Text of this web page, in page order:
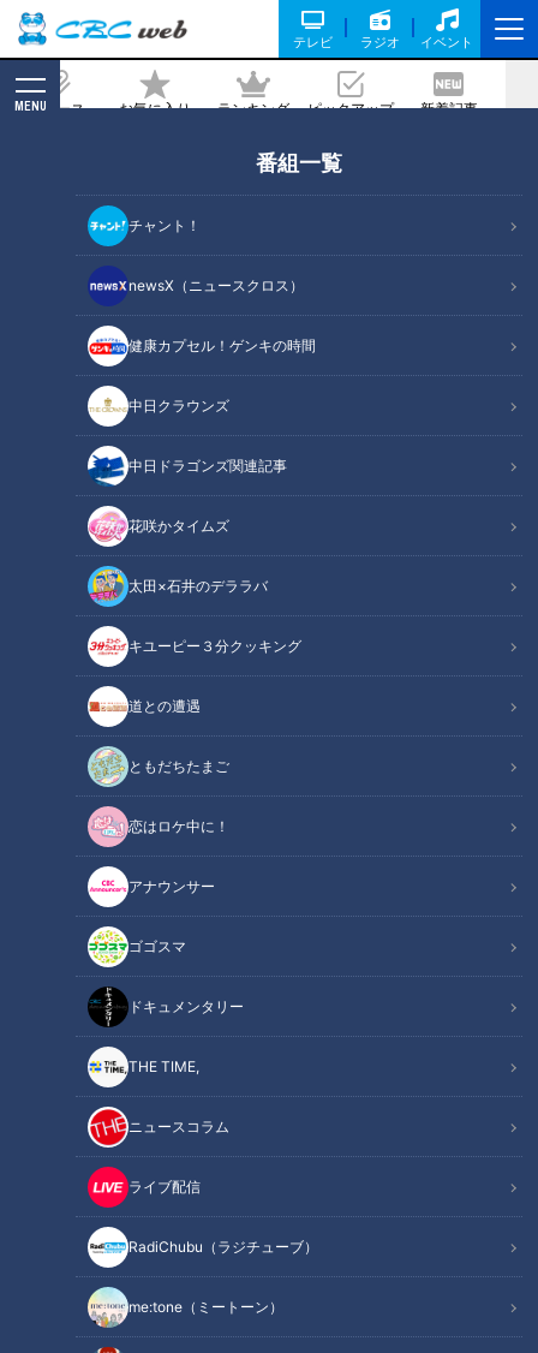
テレビ ラジオ イベント
ニュース お気に入り ランキング ピックアップ 新着記事
MENU
番組一覧
チャント！
newsX（ニュースクロス）
健康カプセル！ゲンキの時間
中日クラウンズ
中日ドラゴンズ関連記事
花咲かタイムズ
太田×石井のデララバ
キユーピー３分クッキング
道との遭遇
ともだちたまご
恋はロケ中に！
アナウンサー
ゴゴスマ
ドキュメンタリー
THE TIME,
ニュースコラム
ライブ配信
RadiChubu（ラジチューブ）
me:tone（ミートーン）
たい…家でもリハビリ頑張ります！定期
配信型ドキュメンタリー「道化師様魚鱗
癬」第２４話
2021/09/08 19:00
ドキュメンタリー
ピエロと呼ばれた息子
トランプもリハビリの一つに！？
皮膚の難病『道化師様魚鱗癬』と闘う濵口賀久くん（４）。
病の影響で、生まれつき手足が変形しています。
手足が自由に使えるように…施設で月に１度のリハビリをして
いますが、普段の生活でも意識して指先のトレーニングをして
この日は両親とトランプで遊びながら、「札をめくる」ことを
通して指先を鍛えます。
魚鱗癬は皮膚が乾燥して、うろこ状になり、剥がれ落ちる病気
で、中でも道化師様魚鱗癬は症状が最も重く、国内では、30
万人に1人と言われている難病です。
この配信は、道化師様魚鱗癬（どうけしようぎょりんせん）と
闘う４歳の男の子・賀久くんを追った定期配信型ドキュメンタ
リーです。
撮影：2021年９月